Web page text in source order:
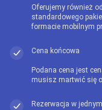
Oferujemy również
standardowego
formacie mobilnym
Cena końcowa
Podana cena jest
musisz martwić się
Rezerwacja w